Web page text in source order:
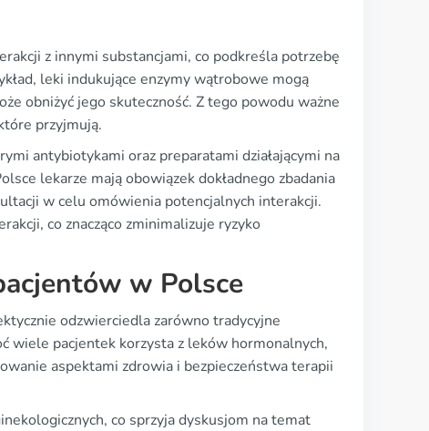
z innymi substancjami, co podkreśla potrzebę
leki indukujące enzymy wątrobowe mogą
obniżyć jego skuteczność. Z tego powodu ważne
przyjmują.
antybiotykami oraz preparatami działającymi na
lekarze mają obowiązek dokładnego zbadania
w celu omówienia potencjalnych interakcji.
co znacząco zminimalizuje ryzyko
w Polsce
odzwierciedla zarówno tradycyjne
wiele pacjentek korzysta z leków hormonalnych,
aspektami zdrowia i bezpieczeństwa terapii
co sprzyja dyskusjom na temat